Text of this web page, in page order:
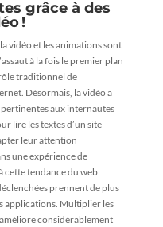
grâce à des
!
vidéo et les animations sont
à la fois le premier plan
traditionnel de
Désormais, la vidéo a
aux internautes
lire les textes d’un site
leur attention
une expérience de
cette tendance du web
prennent de plus
applications. Multiplier les
considérablement